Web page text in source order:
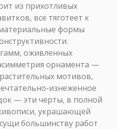
из прихотливых
все тяготеет к
формы
оживленных
орнамента —
мотивов,
изнеженное
— эти черты, в полной
украшающей
большинству работ